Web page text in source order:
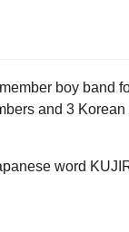
boy band
and 3
word